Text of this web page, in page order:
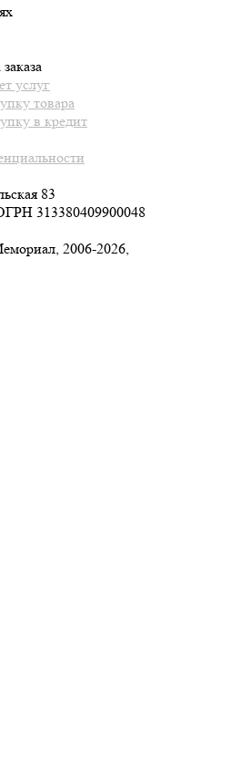
услуг
товара
в кредит
83
313380409900048
2006-2026,